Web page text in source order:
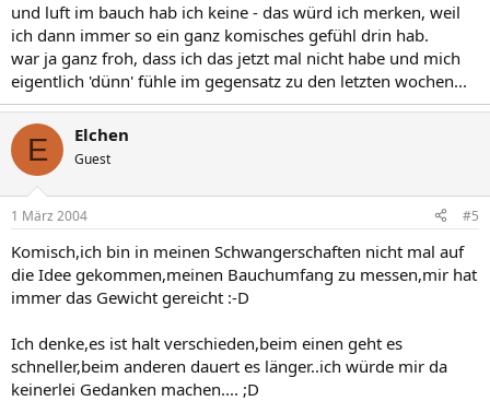
und luft im bauch hab ich keine - das würd ich merken, weil
ich dann immer so ein ganz komisches gefühl drin hab.
war ja ganz froh, dass ich das jetzt mal nicht habe und mich
eigentlich 'dünn' fühle im gegensatz zu den letzten wochen...
E Elchen
Guest
1 März 2004 #5
Komisch,ich bin in meinen Schwangerschaften nicht mal auf
die Idee gekommen,meinen Bauchumfang zu messen,mir hat
immer das Gewicht gereicht :-D
Ich denke,es ist halt verschieden,beim einen geht es
schneller,beim anderen dauert es länger..ich würde mir da
keinerlei Gedanken machen.... ;D